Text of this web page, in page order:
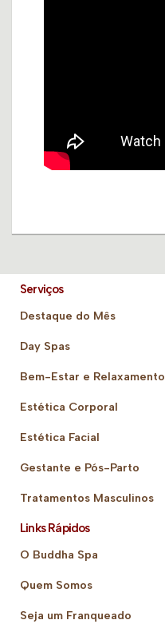
Serviços
Destaque do Mês
Day Spas
Bem-Estar e Relaxamento
Estética Corporal
Estética Facial
Gestante e Pós-Parto
Tratamentos Masculinos
Links Rápidos
O Buddha Spa
Quem Somos
Seja um Franqueado